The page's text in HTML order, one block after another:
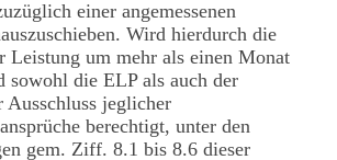
einer angemessenen
Wird hierdurch die
Leistung um mehr als einen Monat
sowohl die ELP als auch der
Ausschluss jeglicher
berechtigt, unter den
gem. Ziff. 8.1 bis 8.6 dieser